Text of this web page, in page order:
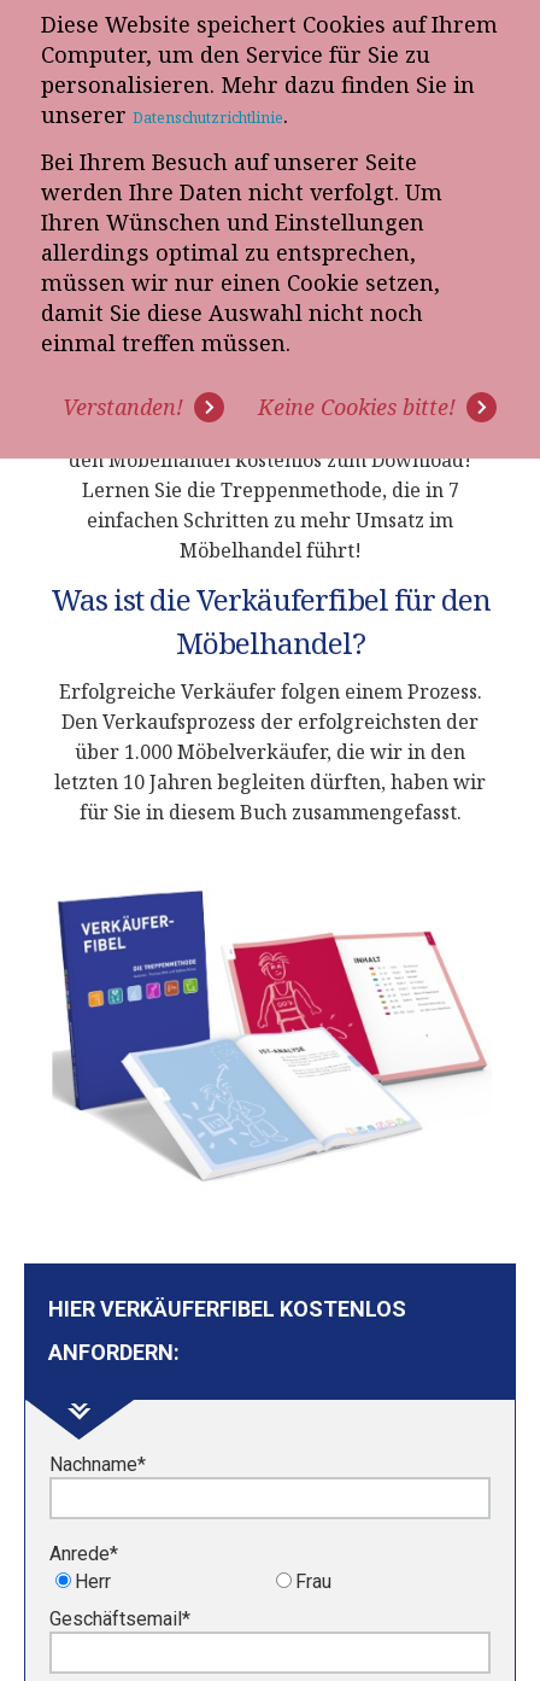
Diese Website speichert Cookies auf Ihrem
Computer, um den Service für Sie zu
personalisieren. Mehr dazu finden Sie in
unserer Datenschutzrichtlinie.
Bei Ihrem Besuch auf unserer Seite
werden Ihre Daten nicht verfolgt. Um
Ihren Wünschen und Einstellungen
allerdings optimal zu entsprechen,
müssen wir nur einen Cookie setzen,
damit Sie diese Auswahl nicht noch
einmal treffen müssen.
Verstanden! Keine Cookies bitte!
„Vereinbaren Sie einen Termin für eine
kostenfreie Verkaufspotenzialanalyse!“
Analysieren Sie mit uns unverbindlich, welches Potenzial für
mehr Umsatz in Ihrem Möbelhaus liegt.
VERKÄUFERFIBEL ZUM
Hier gibt's die komplette Verkäuferfibel für
den Möbelhandel kostenlos zum Download!
Lernen Sie die Treppenmethode, die in 7
einfachen Schritten zu mehr Umsatz im
Möbelhandel führt!
Was ist die Verkäuferfibel für den
Möbelhandel?
Erfolgreiche Verkäufer folgen einem Prozess.
Den Verkaufsprozess der erfolgreichsten der
über 1.000 Möbelverkäufer, die wir in den
letzten 10 Jahren begleiten dürften, haben wir
für Sie in diesem Buch zusammengefasst.
HIER VERKÄUFERFIBEL KOSTENLOS
ANFORDERN:
Nachname*
Anrede*
Herr
Frau
Geschäftsemail*